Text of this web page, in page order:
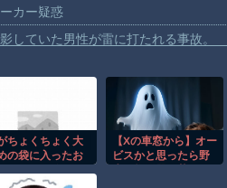
カー疑惑
していた男性が雷に打たれる事故。
国道23号で撮影された避けようがな
やり止めるパトカーが怖いｗｗｗｗ
ードレースのコース設計が絶対にお
ちょくちょく大
の袋に入ったお
くる。ある日俺
【Xの車窓から】オー
ビスかと思ったら野